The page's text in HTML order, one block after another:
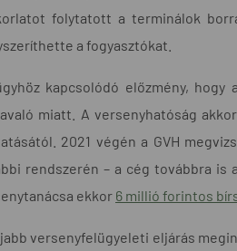
folytatott a terminálok
a fogyasztókat.
kapcsolódó előzmény, hogy
miatt. A versenyhatóság
2021 végén a GVH
rendszerén – a cég továbbra is
ekkor 6 millió forintos
versenyfelügyeleti eljárás